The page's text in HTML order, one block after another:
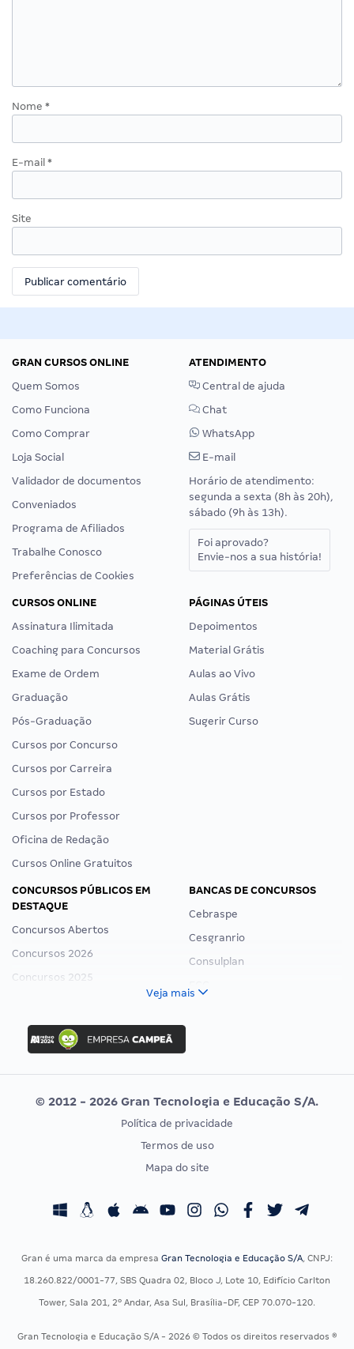
Nome *
E-mail *
Site
GRAN CURSOS ONLINE
Quem Somos
Como Funciona
Como Comprar
Loja Social
Validador de documentos
Conveniados
Programa de Afiliados
Trabalhe Conosco
Preferências de Cookies
ATENDIMENTO
Central de ajuda
Chat
WhatsApp
E-mail
Horário de atendimento:
segunda a sexta (8h às 20h),
sábado (9h às 13h).
Foi aprovado?
Envie-nos a sua história!
CURSOS ONLINE
Assinatura Ilimitada
Coaching para Concursos
Exame de Ordem
Graduação
Pós-Graduação
Cursos por Concurso
Cursos por Carreira
Cursos por Estado
Cursos por Professor
Oficina de Redação
Cursos Online Gratuitos
PÁGINAS ÚTEIS
Depoimentos
Material Grátis
Aulas ao Vivo
Aulas Grátis
Sugerir Curso
CONCURSOS PÚBLICOS EM
DESTAQUE
Concursos Abertos
Concursos 2026
Concursos 2025
Concurso Nacional Unificado
Concurso Ibama
Concurso MPU
Editais publicados
BANCAS DE CONCURSOS
Cebraspe
Cesgranrio
Consulplan
Vunesp
CONCURSOS POR PROFISSÃO
Concursos Fiscais
Residência Multiprofissional
EXAME DE ORDEM
Calendário OAB
Veja mais
© 2012 - 2026 Gran Tecnologia e Educação S/A.
Política de privacidade
Termos de uso
Mapa do site
Gran é uma marca da empresa Gran Tecnologia e Educação S/A, CNPJ:
18.260.822/0001-77, SBS Quadra 02, Bloco J, Lote 10, Edifício Carlton
Tower, Sala 201, 2º Andar, Asa Sul, Brasília-DF, CEP 70.070-120.
Gran Tecnologia e Educação S/A - 2026 © Todos os direitos reservados ®